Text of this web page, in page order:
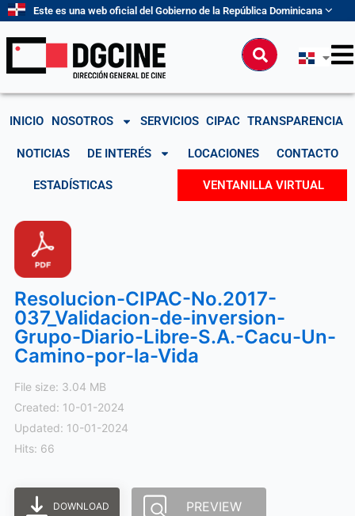
contenido
Este es una web oficial del Gobierno de la República Dominicana
Buscar
INICIO NOSOTROS SERVICIOS CIPAC TRANSPARENCIA
NOTICIAS DE INTERÉS LOCACIONES CONTACTO
ESTADÍSTICAS VENTANILLA VIRTUAL
Resolucion-CIPAC-No.2017-
037_Validacion-de-inversion-
Grupo-Diario-Libre-S.A.-Cacu-Un-
Camino-por-la-Vida
File size: 3.04 MB
Created: 10-01-2024
Updated: 10-01-2024
Hits: 66
DOWNLOAD PREVIEW